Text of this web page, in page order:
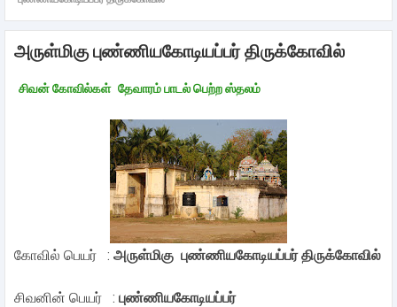
அருள்மிகு புண்ணியகோடியப்பர் திருக்கோவில்
சிவன் கோவில்கள் தேவாரம் பாடல் பெற்ற ஸ்தலம்
கோவில் பெயர் : அருள்மிகு புண்ணியகோடியப்பர் திருக்கோவில்
சிவனின் பெயர் : புண்ணியகோடியப்பர்